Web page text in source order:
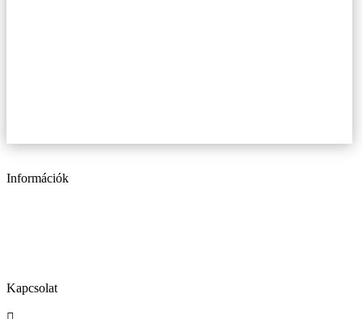
Információk
Kapcsolat